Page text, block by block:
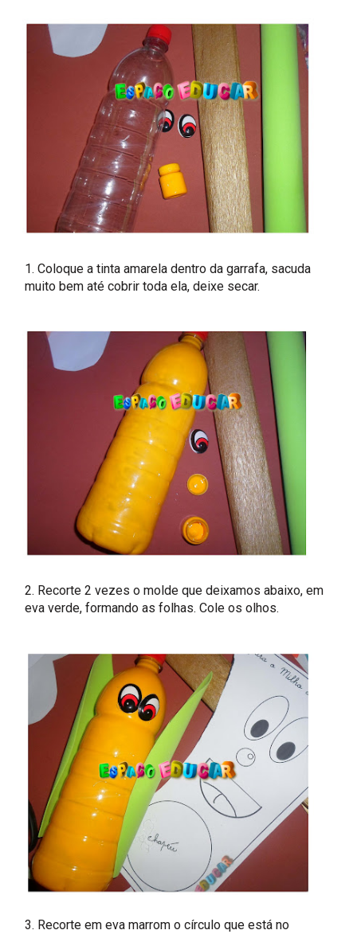
1. Coloque a tinta amarela dentro da garrafa, sacuda
muito bem até cobrir toda ela, deixe secar.
2. Recorte 2 vezes o molde que deixamos abaixo, em
eva verde, formando as folhas. Cole os olhos.
3. Recorte em eva marrom o círculo que está no